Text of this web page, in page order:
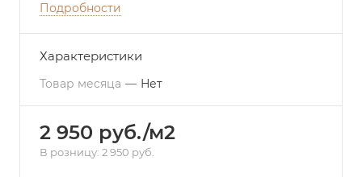
Подробности
Характеристики
Товар месяца — Нет
2 950 руб./м2
В розницу: 2 950 руб.